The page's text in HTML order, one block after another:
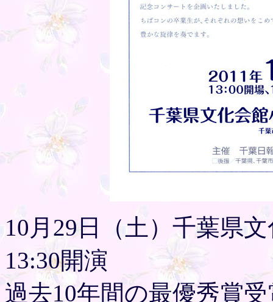
10月29日（土）千葉県
13:30開演
過去10年間の最優秀賞